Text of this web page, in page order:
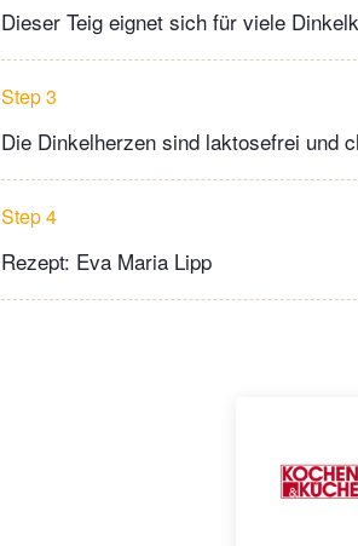
Dieser Teig eignet sich für viele
Step 3
Die Dinkelherzen sind laktosefrei und
Step 4
Rezept: Eva Maria Lipp